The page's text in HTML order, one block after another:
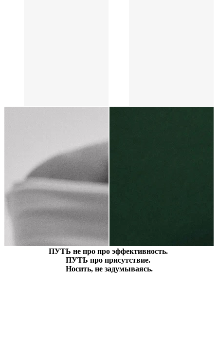
ПУТЬ не про про эффективность.
ПУТЬ про присутствие.
Носить, не задумываясь.